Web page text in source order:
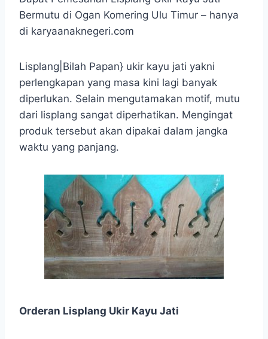
Bermutu di Ogan Komering Ulu Timur – hanya
di karyaanaknegeri.com
Lisplang|Bilah Papan} ukir kayu jati yakni
perlengkapan yang masa kini lagi banyak
diperlukan. Selain mengutamakan motif, mutu
dari lisplang sangat diperhatikan. Mengingat
produk tersebut akan dipakai dalam jangka
waktu yang panjang.
Orderan Lisplang Ukir Kayu Jati